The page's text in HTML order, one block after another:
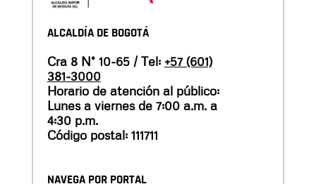
ALCALDÍA DE BOGOTÁ
Cra 8 N° 10-65 / Tel: +57 (601)
381-3000
Horario de atención al público:
Lunes a viernes de 7:00 a.m. a
4:30 p.m.
Código postal: 111711
NAVEGA POR PORTAL